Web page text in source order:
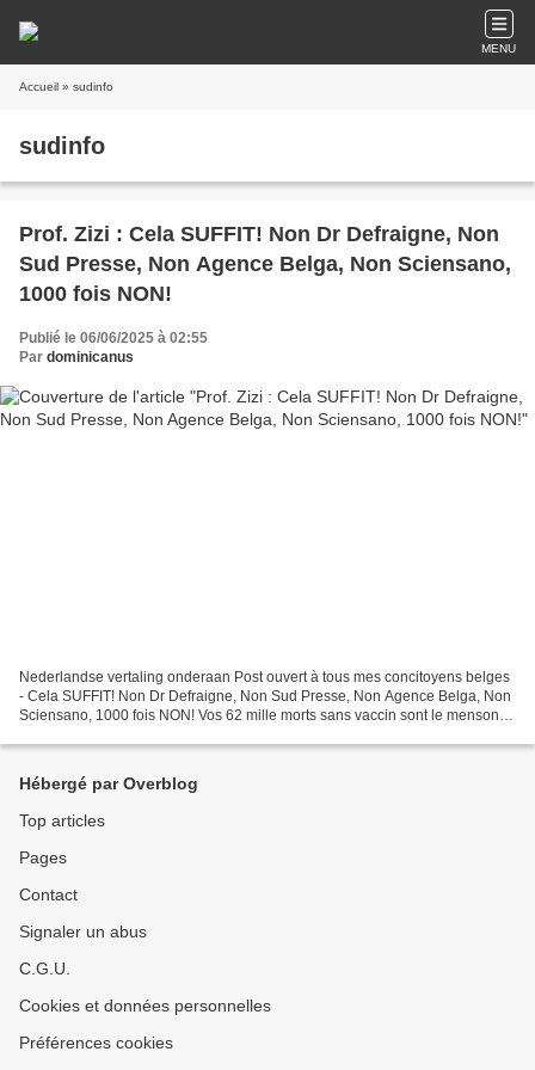
MENU
Accueil » sudinfo
sudinfo
Prof. Zizi : Cela SUFFIT! Non Dr Defraigne, Non
Sud Presse, Non Agence Belga, Non Sciensano,
1000 fois NON!
Publié le 06/06/2025 à 02:55
Par dominicanus
Nederlandse vertaling onderaan Post ouvert à tous mes concitoyens belges
- Cela SUFFIT! Non Dr Defraigne, Non Sud Presse, Non Agence Belga, Non
Sciensano, 1000 fois NON! Vos 62 mille morts sans vaccin sont le mensonge
Hébergé par Overblog
Top articles
Pages
Contact
Signaler un abus
C.G.U.
Cookies et données personnelles
Préférences cookies